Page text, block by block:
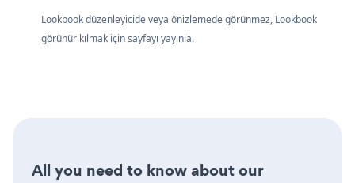
Lookbook düzenleyicide veya önizlemede görünmez, Lookbook
görünür kılmak için sayfayı yayınla.
All you need to know about our